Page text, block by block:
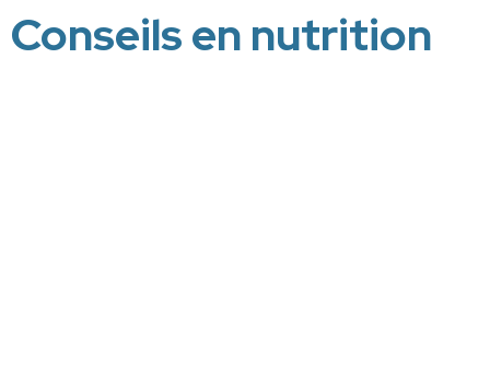
Conseils en nutrition